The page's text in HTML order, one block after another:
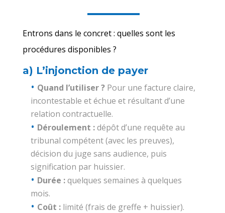
Entrons dans le concret : quelles sont les
procédures disponibles ?
a) L’injonction de payer
Quand l’utiliser ?Pour une facture claire,
incontestable et échue et résultant d’une
relation contractuelle.
Déroulement :dépôt d’une requête au
tribunal compétent (avec les preuves),
décision du juge sans audience, puis
signification par huissier.
Durée :quelques semaines à quelques
mois.
Coût :limité (frais de greffe + huissier).